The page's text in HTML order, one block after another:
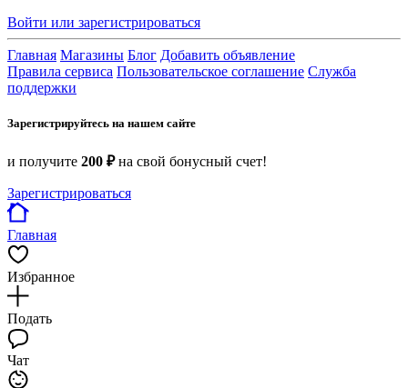
Войти или зарегистрироваться
Главная Магазины Блог Добавить объявление
Правила сервиса Пользовательское соглашение Служба
поддержки
Зарегистрируйтесь на нашем сайте
и получите 200 ₽на свой бонусный счет!
Зарегистрироваться
Главная
Избранное
Подать
Чат